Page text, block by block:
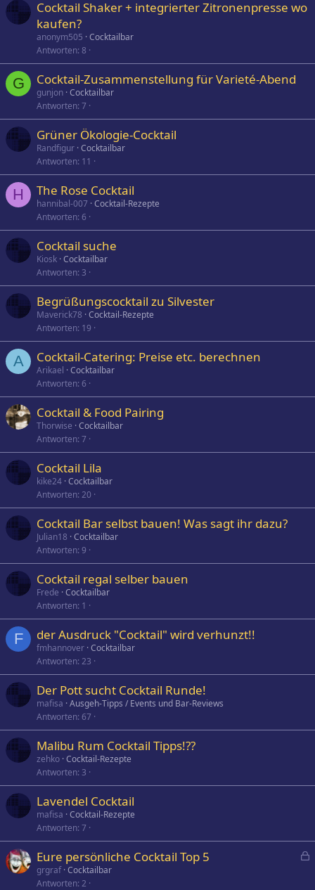
Cocktail Shaker + integrierter Zitronenpresse wo
kaufen?
anonym505 Cocktailbar
Antworten 8
G Cocktail-Zusammenstellung für Varieté-Abend
gunjon Cocktailbar
Antworten 7
Grüner Ökologie-Cocktail
Randfigur Cocktailbar
Antworten 11
H The Rose Cocktail
hannibal-007 Cocktail-Rezepte
Antworten 6
Cocktail suche
Kiosk Cocktailbar
Antworten 3
Begrüßungscocktail zu Silvester
Maverick78 Cocktail-Rezepte
Antworten 19
A Cocktail-Catering: Preise etc. berechnen
Arikael Cocktailbar
Antworten 6
Cocktail & Food Pairing
Thorwise Cocktailbar
Antworten 7
Cocktail Lila
kike24 Cocktailbar
Antworten 20
Cocktail Bar selbst bauen! Was sagt ihr dazu?
Julian18 Cocktailbar
Antworten 9
Cocktail regal selber bauen
Frede Cocktailbar
Antworten 1
F der Ausdruck "Cocktail" wird verhunzt!!
fmhannover Cocktailbar
Antworten 23
Der Pott sucht Cocktail Runde!
mafisa Ausgeh-Tipps / Events und Bar-Reviews
Antworten 67
Malibu Rum Cocktail Tipps!??
zehko Cocktail-Rezepte
Antworten 3
Lavendel Cocktail
mafisa Cocktail-Rezepte
Antworten 7
Eure persönliche Cocktail Top 5
grgraf Cocktailbar
Antworten 2